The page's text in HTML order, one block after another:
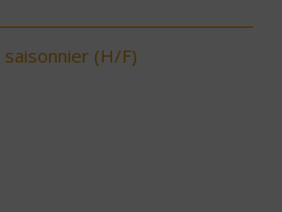
(H/F)